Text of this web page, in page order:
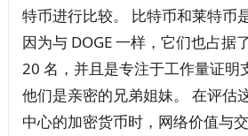
特币进行比较。 比特币和莱特币
因为与 DOGE 一样，它们也占据
20 名，并且是专注于工作量证明
他们是亲密的兄弟姐妹。 在评估
中心的加密货币时，网络价值与